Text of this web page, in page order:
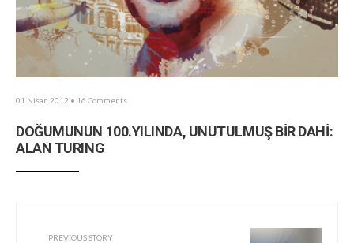
01 Nisan 2012 • 16 Comments
DOĞUMUNUN 100.YILINDA, UNUTULMUŞ BİR DAHİ:
ALAN TURING
PREVIOUS STORY